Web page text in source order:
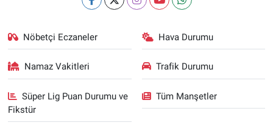
Nöbetçi Eczaneler Hava Durumu
Namaz Vakitleri Trafik Durumu
Süper Lig Puan Durumu ve
Fikstür
Tüm Manşetler